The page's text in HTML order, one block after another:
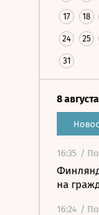
17 18
24 25
31
8
16:35 /
на
16:24 /